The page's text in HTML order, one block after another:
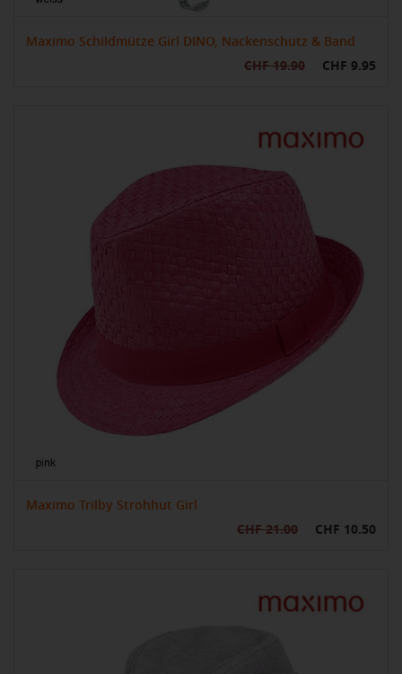
Maximo Schildmütze Girl DINO, Nackenschutz & Band
CHF 19.90
CHF 9.95
Maximo Trilby Strohhut Girl
CHF 21.00
CHF 10.50